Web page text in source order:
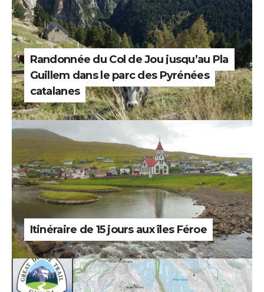
Randonnée du Col de Jou jusqu’au Pla
Guillem dans le parc des Pyrénées
catalanes
Itinéraire de 15 jours aux îles Féroe